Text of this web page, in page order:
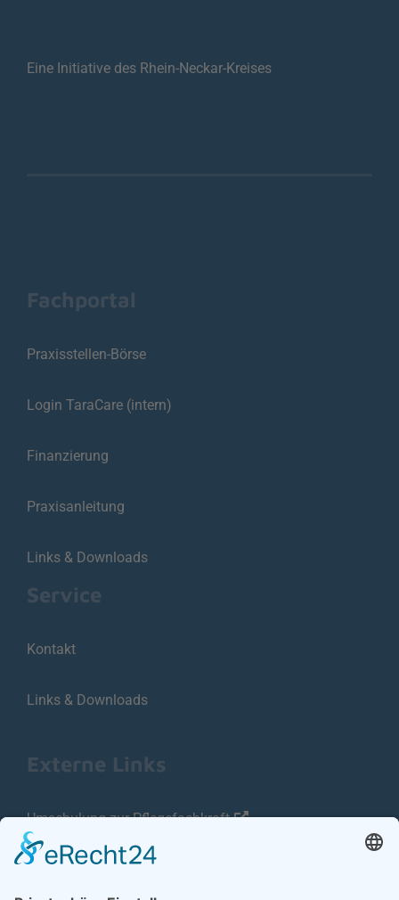
Eine Initiative des Rhein-Neckar-Kreises
Fachportal
Praxisstellen-Börse
Login TaraCare (intern)
Finanzierung
Praxisanleitung
Links & Downloads
Service
Kontakt
Links & Downloads
Externe Links
Umschulung zur Pflegefachkraft
Pflege kann was